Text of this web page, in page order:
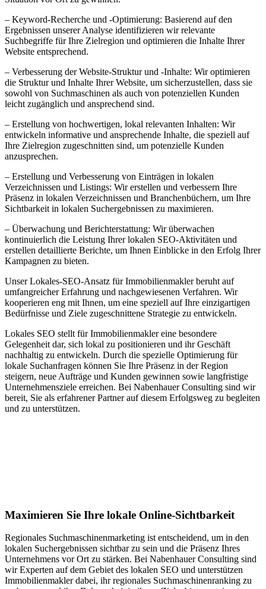
– Keyword-Recherche und -Optimierung: Basierend auf den
Ergebnissen unserer Analyse identifizieren wir relevante
Suchbegriffe für Ihre Zielregion und optimieren die Inhalte Ihrer
Website entsprechend.
– Verbesserung der Website-Struktur und -Inhalte: Wir optimieren
die Struktur und Inhalte Ihrer Website, um sicherzustellen, dass sie
sowohl von Suchmaschinen als auch von potenziellen Kunden
leicht zugänglich und ansprechend sind.
– Erstellung von hochwertigen, lokal relevanten Inhalten: Wir
entwickeln informative und ansprechende Inhalte, die speziell auf
Ihre Zielregion zugeschnitten sind, um potenzielle Kunden
anzusprechen.
– Erstellung und Verbesserung von Einträgen in lokalen
Verzeichnissen und Listings: Wir erstellen und verbessern Ihre
Präsenz in lokalen Verzeichnissen und Branchenbüchern, um Ihre
Sichtbarkeit in lokalen Suchergebnissen zu maximieren.
– Überwachung und Berichterstattung: Wir überwachen
kontinuierlich die Leistung Ihrer lokalen SEO-Aktivitäten und
erstellen detaillierte Berichte, um Ihnen Einblicke in den Erfolg Ihrer
Kampagnen zu bieten.
Unser Lokales-SEO-Ansatz für Immobilienmakler beruht auf
umfangreicher Erfahrung und nachgewiesenen Verfahren. Wir
kooperieren eng mit Ihnen, um eine speziell auf Ihre einzigartigen
Bedürfnisse und Ziele zugeschnittene Strategie zu entwickeln.
Lokales SEO stellt für Immobilienmakler eine besondere
Gelegenheit dar, sich lokal zu positionieren und ihr Geschäft
nachhaltig zu entwickeln. Durch die spezielle Optimierung für
lokale Suchanfragen können Sie Ihre Präsenz in der Region
steigern, neue Aufträge und Kunden gewinnen sowie langfristige
Unternehmensziele erreichen. Bei Nabenhauer Consulting sind wir
bereit, Sie als erfahrener Partner auf diesem Erfolgsweg zu begleiten
und zu unterstützen.
Maximieren Sie Ihre lokale Online-Sichtbarkeit
Regionales Suchmaschinenmarketing ist entscheidend, um in den
lokalen Suchergebnissen sichtbar zu sein und die Präsenz Ihres
Unternehmens vor Ort zu stärken. Bei Nabenhauer Consulting sind
wir Experten auf dem Gebiet des lokalen SEO und unterstützen
Immobilienmakler dabei, ihr regionales Suchmaschinenranking zu